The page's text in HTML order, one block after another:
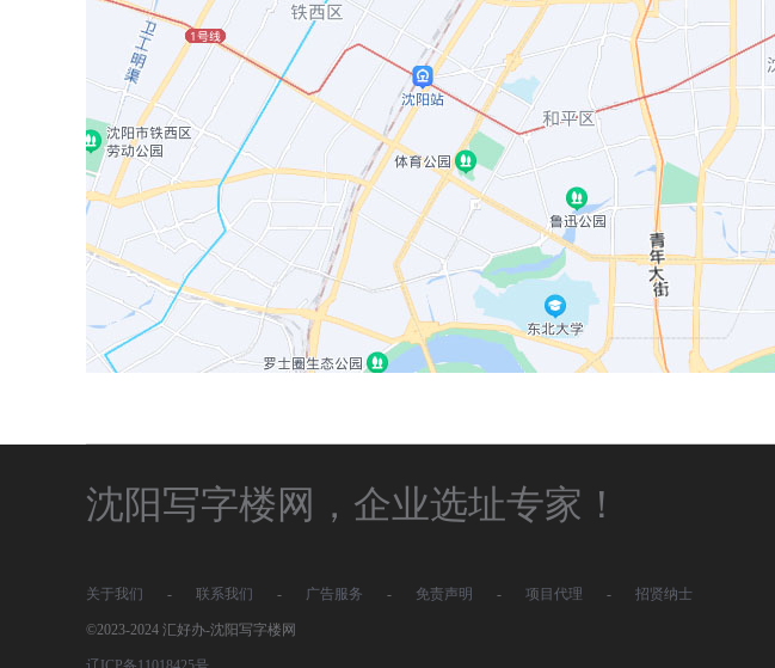
沈阳写字楼网，企业选址专家！
关于我们 - 联系我们 - 广告服务 - 免责声明 - 项目代理 - 招贤纳士
©2023-2024 汇好办-沈阳写字楼网